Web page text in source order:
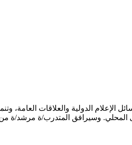
الإعلام الدولية والعلاقات العامة،